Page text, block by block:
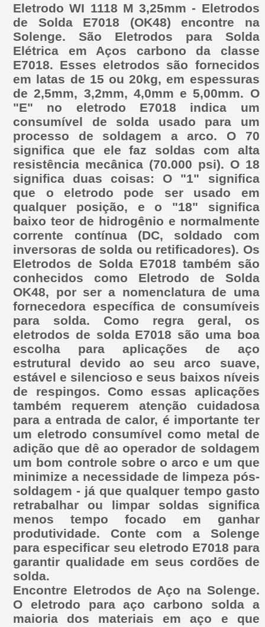
Eletrodo WI 1118 M 3,25mm - Eletrodos
de Solda E7018 (OK48) encontre na
Solenge. São Eletrodos para Solda
Elétrica em Aços carbono da classe
E7018. Esses eletrodos são fornecidos
em latas de 15 ou 20kg, em espessuras
de 2,5mm, 3,2mm, 4,0mm e 5,00mm. O
"E" no eletrodo E7018 indica um
consumível de solda usado para um
processo de soldagem a arco. O 70
significa que ele faz soldas com alta
resistência mecânica (70.000 psi). O 18
significa duas coisas: O "1" significa
que o eletrodo pode ser usado em
qualquer posição, e o "18" significa
baixo teor de hidrogênio e normalmente
corrente contínua (DC, soldado com
inversoras de solda ou retificadores). Os
Eletrodos de Solda E7018 também são
conhecidos como Eletrodo de Solda
OK48, por ser a nomenclatura de uma
fornecedora específica de consumíveis
para solda. Como regra geral, os
eletrodos de solda E7018 são uma boa
escolha para aplicações de aço
estrutural devido ao seu arco suave,
estável e silencioso e seus baixos níveis
de respingos. Como essas aplicações
também requerem atenção cuidadosa
para a entrada de calor, é importante ter
um eletrodo consumível como metal de
adição que dê ao operador de soldagem
um bom controle sobre o arco e um que
minimize a necessidade de limpeza pós-
soldagem - já que qualquer tempo gasto
retrabalhar ou limpar soldas significa
menos tempo focado em ganhar
produtividade. Conte com a Solenge
para especificar seu eletrodo E7018 para
garantir qualidade em seus cordões de
solda.
Encontre Eletrodos de Aço na Solenge.
O eletrodo para aço carbono solda a
maioria dos materiais em aço e que